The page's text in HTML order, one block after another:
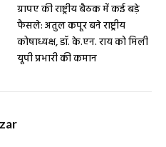
ग्रापए की राष्ट्रीय बैठक में कई बड़े
फैसले: अतुल कपूर बने राष्ट्रीय
कोषाध्यक्ष, डॉ. के.एन. राय को मिली
यूपी प्रभारी की कमान